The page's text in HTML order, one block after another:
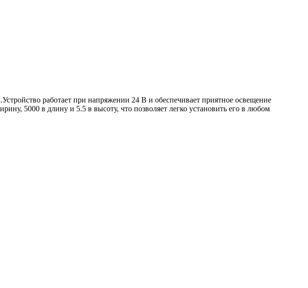
работает при напряжении 24 В и обеспечивает приятное освещение
5000 в длину и 5.5 в высоту, что позволяет легко установить его в любом